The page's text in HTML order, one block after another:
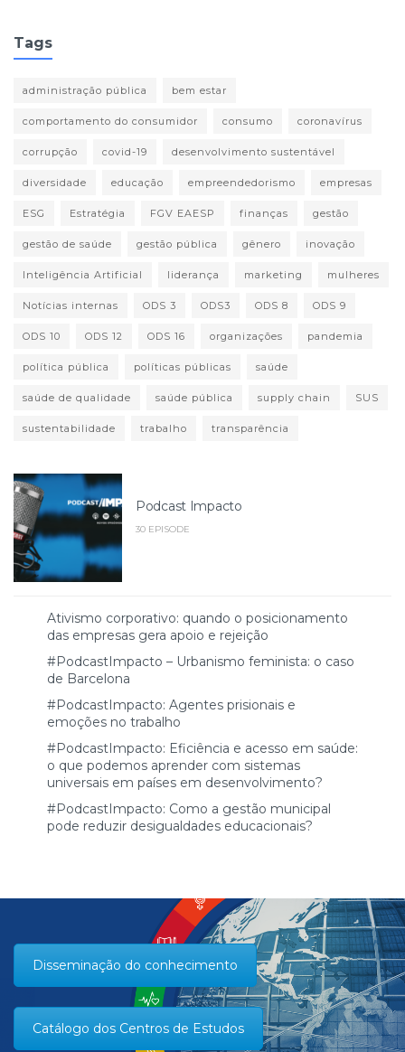
Tags
administração pública bem estar
comportamento do consumidor consumo coronavírus
corrupção covid-19 desenvolvimento sustentável
diversidade educação empreendedorismo empresas
ESG Estratégia FGV EAESP finanças gestão
gestão de saúde gestão pública gênero inovação
Inteligência Artificial liderança marketing mulheres
Notícias internas ODS 3 ODS3 ODS 8 ODS 9
ODS 10 ODS 12 ODS 16 organizações pandemia
política pública políticas públicas saúde
saúde de qualidade saúde pública supply chain SUS
sustentabilidade trabalho transparência
Podcast Impacto
30 EPISODE
Ativismo corporativo: quando o posicionamento
das empresas gera apoio e rejeição
#PodcastImpacto – Urbanismo feminista: o caso
de Barcelona
#PodcastImpacto: Agentes prisionais e
emoções no trabalho
#PodcastImpacto: Eficiência e acesso em saúde:
o que podemos aprender com sistemas
universais em países em desenvolvimento?
#PodcastImpacto: Como a gestão municipal
pode reduzir desigualdades educacionais?
Disseminação do conhecimento
Catálogo dos Centros de Estudos